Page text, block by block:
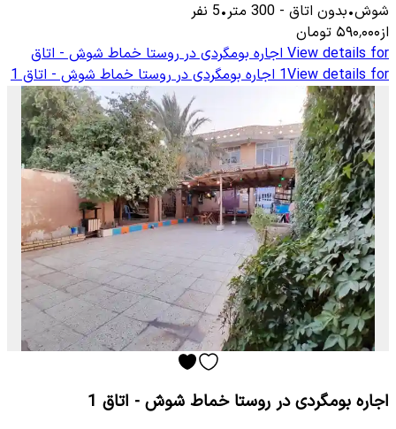
شوش•بدون اتاق -
300 متر•
5 نفر
از۵۹۰٬۰۰۰ تومان
View details for اجاره بومگردی در روستا خماط شوش - اتاق
1View details for اجاره بومگردی در روستا خماط شوش - اتاق 1
اجاره بومگردی در روستا خماط شوش - اتاق 1